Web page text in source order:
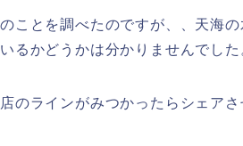
ことを調べたのですが、、天海
るかどうかは分かりませんでした
のラインがみつかったらシェア